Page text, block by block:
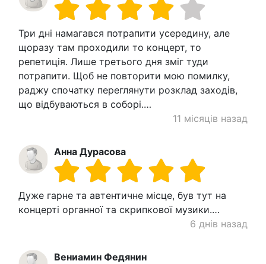
Три дні намагався потрапити усередину, але
щоразу там проходили то концерт, то
репетиція. Лише третього дня зміг туди
потрапити. Щоб не повторити мою помилку,
раджу спочатку переглянути розклад заходів,
що відбуваються в соборі.…
11 місяців назад
Анна Дурасова
Дуже гарне та автентичне місце, був тут на
концерті органної та скрипкової музики.…
6 днів назад
Вениамин Федянин